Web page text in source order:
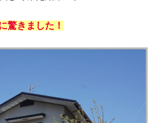
驚きました！